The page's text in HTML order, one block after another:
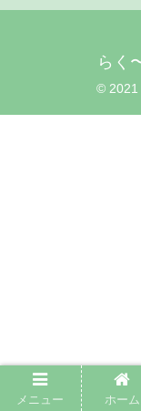
らく
© 2021
メニュー ホーム